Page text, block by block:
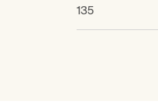
135